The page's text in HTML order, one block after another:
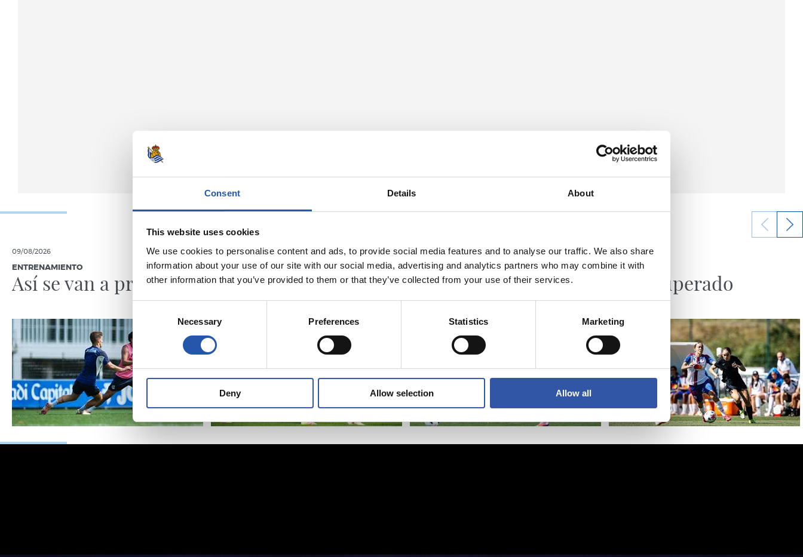
Consent Details About
This website uses cookies
We use cookies to personalise content and ads, to provide social media features and to analyse our traffic. We also share
information about your use of our site with our social media, advertising and analytics partners who may combine it with
other information that you’ve provided to them or that they’ve collected from your use of their services.
Selection
Necessary Preferences Statistics Marketing
Deny Allow selection Allow all
09/08/2026
ENTRENAMIENTO
Así se van a preparar
08/08/2026
CRÓNICA
Otra prueba de alto
nivel
08/08/2026
CRÓNICA
Fin a la preparación
08/08/2026
CRÓNICA
Reto superado